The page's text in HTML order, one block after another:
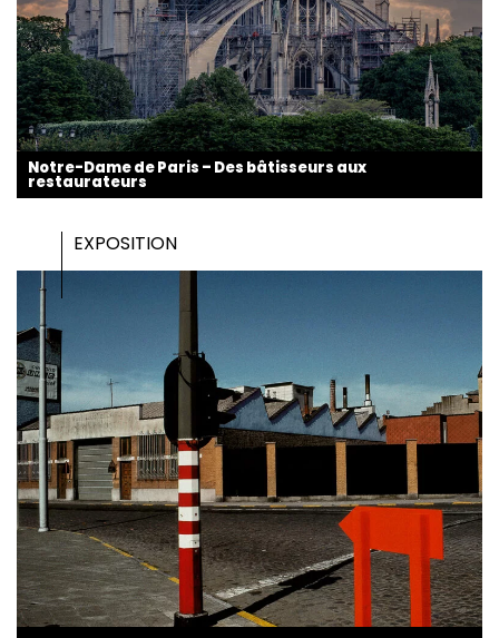
Notre-Dame de Paris – Des bâtisseurs aux
restaurateurs
EXPOSITION